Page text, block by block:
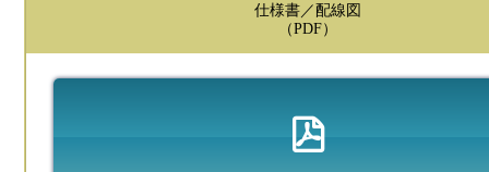
仕様書／配線図
（PDF）